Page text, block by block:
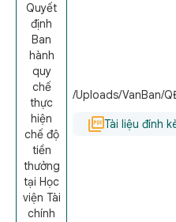
Quyết
định
Ban
hành
quy
chế
thực
hiện
chế độ
tiền
thưởng
tại Học
viện Tài
chính
/Uploads/VanBan/
Tài liệu đính